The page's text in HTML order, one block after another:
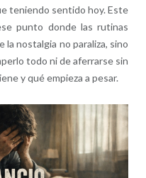
teniendo sentido hoy. Este
punto donde las rutinas
la nostalgia no paraliza, sino
todo ni de aferrarse sin
y qué empieza a pesar.